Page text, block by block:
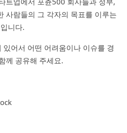
사람들의 그 각자의 목표를 이루는
니다.
어서 어떤 어려움이나 이슈를 경
께 공유해 주세요.